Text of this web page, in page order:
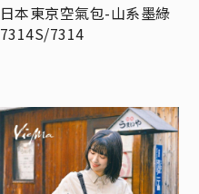
日本東京空氣包-山系墨綠
7314S/7314